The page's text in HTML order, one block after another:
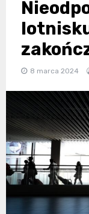
8 marca 2024